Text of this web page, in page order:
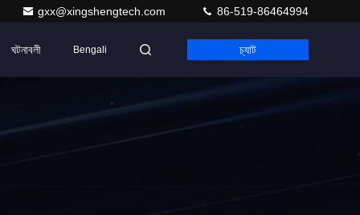
gxx@xingshengtech.com 86-519-86464994
ঘটনাবলী Bengali চ্যাট